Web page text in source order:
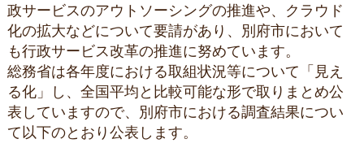
政サービスのアウトソーシングの推進や、クラウド
化の拡大などについて要請があり、別府市において
も行政サービス改革の推進に努めています。
総務省は各年度における取組状況等について「見え
る化」し、全国平均と比較可能な形で取りまとめ公
表していますので、別府市における調査結果につい
て以下のとおり公表します。